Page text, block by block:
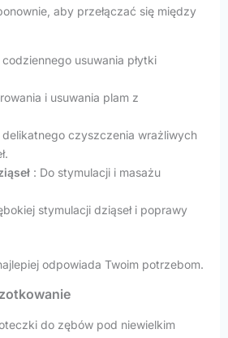
aby przełączać się między
codziennego usuwania płytki
i usuwania plam z
delikatnego czyszczenia wrażliwych
: Do stymulacji i masażu
stymulacji dziąseł i poprawy
odpowiada Twoim potrzebom.
do zębów pod niewielkim